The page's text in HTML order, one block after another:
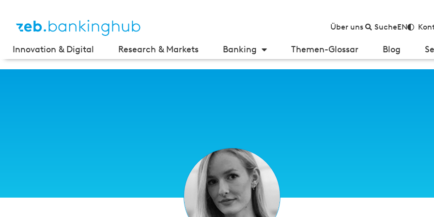
Über uns SucheEN
Innovation & Digital Research & Markets Banking Themen-Glossar Blog